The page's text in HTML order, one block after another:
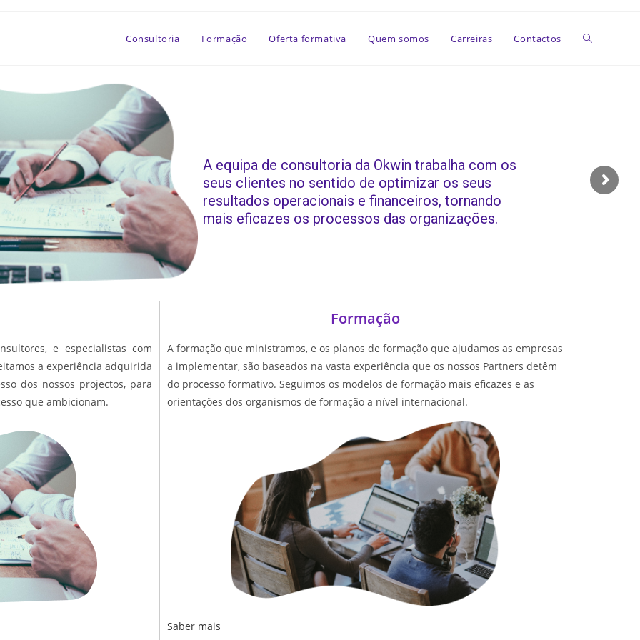
Consultoria Formação Oferta formativa Quem somos Carreiras Contactos Toggle
A equipa de consultoria da Okwin trabalha com os
seus clientes no sentido de optimizar os seus
resultados operacionais e financeiros, tornando
mais eficazes os processos das organizações.
e especialistas com
a experiência adquirida
dos nossos projectos, para
que ambicionam.
Formação
A formação que ministramos, e os planos de formação que ajudamos as empresas
a implementar, são baseados na vasta experiência que os nossos Partners detêm
do processo formativo. Seguimos os modelos de formação mais eficazes e as
orientações dos organismos de formação a nível internacional.
Saber mais